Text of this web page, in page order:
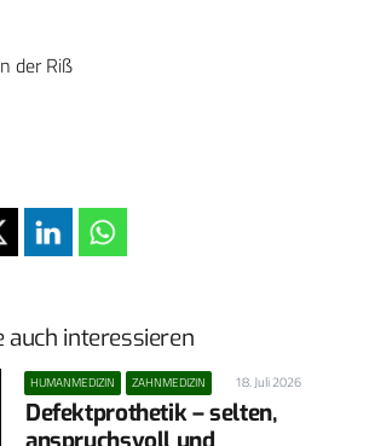
der Riß
auch interessieren
HUMANMEDIZIN ZAHNMEDIZIN 18. Juli 2026
Defektprothetik – selten,